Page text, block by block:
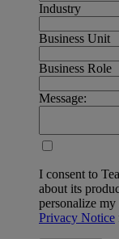
Industry
Business Unit
Business Role
Message:
I consent to
about its
personalize
Privacy Notice